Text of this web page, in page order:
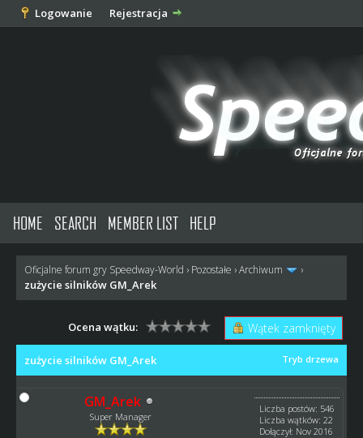
Logowanie Rejestracja
HOME SEARCH MEMBER LIST HELP
Oficjalne forum gry Speedway-World › Pozostałe ›Archiwum ›
zużycie silników GM_Arek
Wątek zamknięty
Ocena wątku:
Tryb drzewa
zużycie silników GM_Arek
GM_Arek
Super Manager
Liczba postów: 546
Liczba wątków: 22
Dołączył: Nov 2016